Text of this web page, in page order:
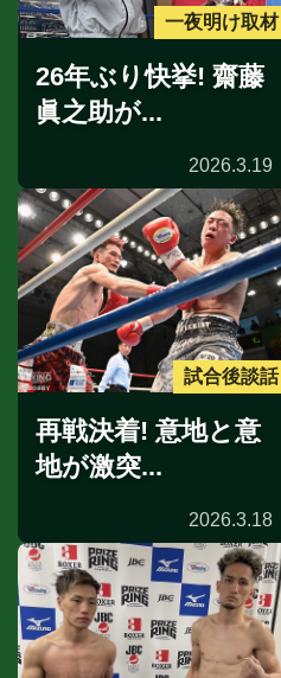
一夜明け取材
26年ぶり快挙! 齋藤
眞之助が...
2026.3.19
試合後談話
再戦決着! 意地と意
地が激突...
2026.3.18